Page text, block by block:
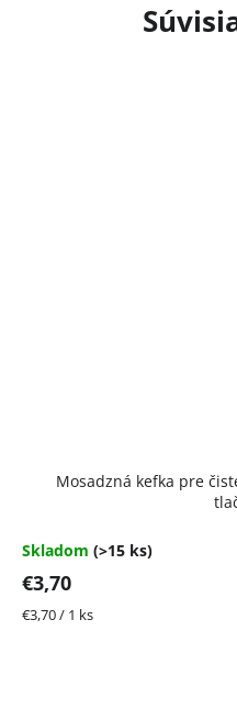
Mosadzná kefka pre
hodnotenie
5,0
5
hviezdičiek.
Skladom (>15 ks)
€3,70
Jednotková
€3,70 / 1 ks